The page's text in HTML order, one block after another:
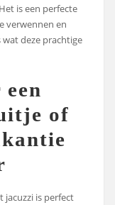
is een perfecte
verwennen en
deze prachtige
of
jacuzzi is perfect